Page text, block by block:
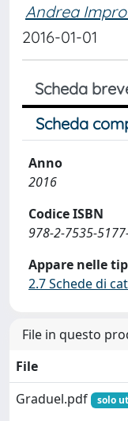
Andrea
2016-01-01
Scheda
Scheda
Anno
2016
Codice ISBN
978-2-7535-
Appare nelle
2.7 Schede di
File in questo
File
Graduel.pdf
solo